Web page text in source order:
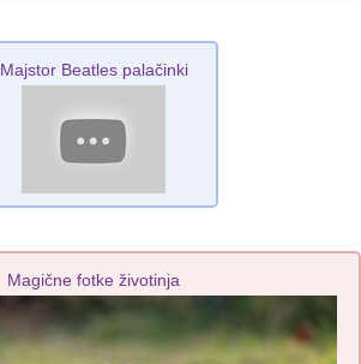
Majstor Beatles palačinki
Magične fotke životinja